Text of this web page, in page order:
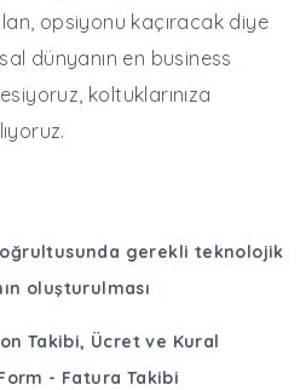
opsiyonu kaçıracak diye
dünyanın en business
koltuklarınıza
gerekli teknolojik
oluşturulması
Takibi, Ücret ve Kural
- Fatura Takibi